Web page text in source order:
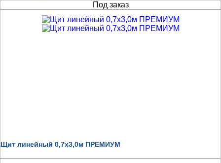
Под заказ
Щит линейный 0,7х3,0м ПРЕМИУМ